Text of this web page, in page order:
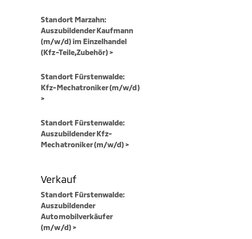
Standort Marzahn:
Auszubildender Kaufmann
(m/w/d) im Einzelhandel
(Kfz-Teile,Zubehör) >
Standort Fürstenwalde:
Kfz-Mechatroniker (m/w/d)
>
Standort Fürstenwalde:
Auszubildender Kfz-
Mechatroniker (m/w/d) >
Verkauf
Standort Fürstenwalde:
Auszubildender
Automobilverkäufer
(m/w/d) >